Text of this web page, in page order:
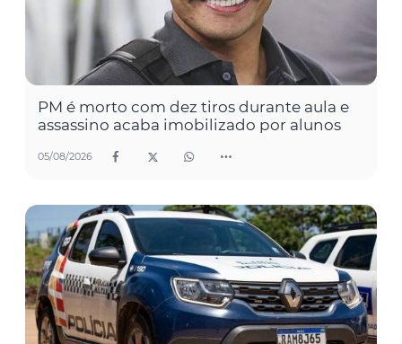
PM é morto com dez tiros durante aula e
assassino acaba imobilizado por alunos
05/08/2026